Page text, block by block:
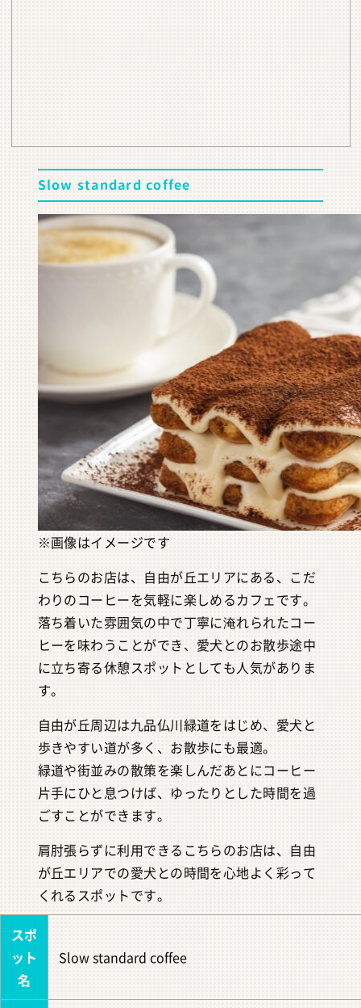
Slow standard coffee
※画像はイメージです
こちらのお店は、自由が丘エリアにある、こだ
わりのコーヒーを気軽に楽しめるカフェです。
落ち着いた雰囲気の中で丁寧に淹れられたコー
ヒーを味わうことができ、愛犬とのお散歩途中
に立ち寄る休憩スポットとしても人気がありま
す。
自由が丘周辺は九品仏川緑道をはじめ、愛犬と
歩きやすい道が多く、お散歩にも最適。
緑道や街並みの散策を楽しんだあとにコーヒー
片手にひと息つけば、ゆったりとした時間を過
ごすことができます。
肩肘張らずに利用できるこちらのお店は、自由
が丘エリアでの愛犬との時間を心地よく彩って
くれるスポットです。
スポ
ット
名
Slow standard coffee